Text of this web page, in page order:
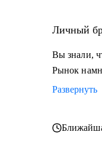
Личный
Вы знали,
Рынок
Развернуть